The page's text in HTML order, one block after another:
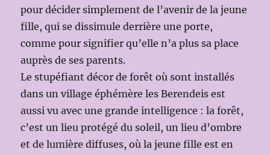
pour décider simplement de l’avenir de la jeune
fille, qui se dissimule derrière une porte,
comme pour signifier qu’elle n’a plus sa place
auprès de ses parents.
Le stupéfiant décor de forêt où sont installés
dans un village éphémère les Berendeis est
aussi vu avec une grande intelligence : la forêt,
c’est un lieu protégé du soleil, un lieu d’ombre
et de lumière diffuses, où la jeune fille est en